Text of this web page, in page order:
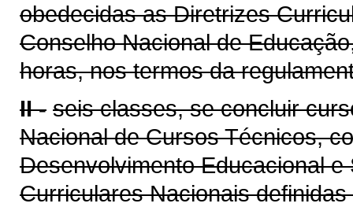
obedecidas as Diretrizes
Conselho Nacional de
horas, nos termos da
II - seis classes, se concluir
Nacional de Cursos Técnicos,
Desenvolvimento Educacional
Curriculares Nacionais